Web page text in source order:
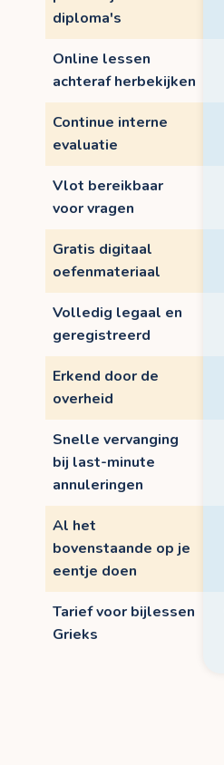
diploma's
Online lessen
achteraf herbekijken
Continue interne
evaluatie
Vlot bereikbaar
voor vragen
Gratis digitaal
oefenmateriaal
Volledig legaal en
geregistreerd
Erkend door de
overheid
Snelle vervanging
bij last-minute
annuleringen
Al het
bovenstaande op je
eentje doen
Tarief voor bijlessen
Grieks